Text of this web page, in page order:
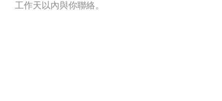
工作天以內與你聯絡。